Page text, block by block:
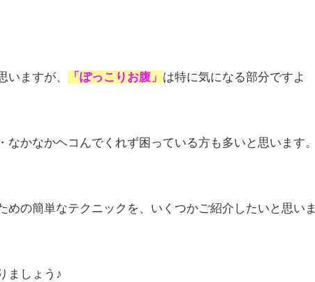
ますが、 「ぽっこりお腹」 は特に気になる部分ですよ
かなかヘコんでくれず困っている方も多いと思います。
めの簡単なテクニックを、いくつかご紹介したいと思いま
ましょう♪